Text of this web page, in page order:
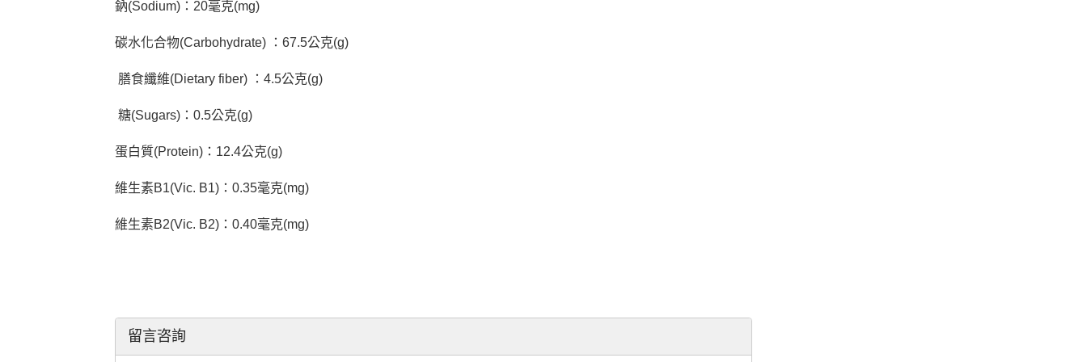
鈉(Sodium)：20毫克(mg)
碳水化合物(Carbohydrate) ：67.5公克(g)
膳食纖維(Dietary fiber) ：4.5公克(g)
糖(Sugars)：0.5公克(g)
蛋白質(Protein)：12.4公克(g)
維生素B1(Vic. B1)：0.35毫克(mg)
維生素B2(Vic. B2)：0.40毫克(mg)
留言咨詢